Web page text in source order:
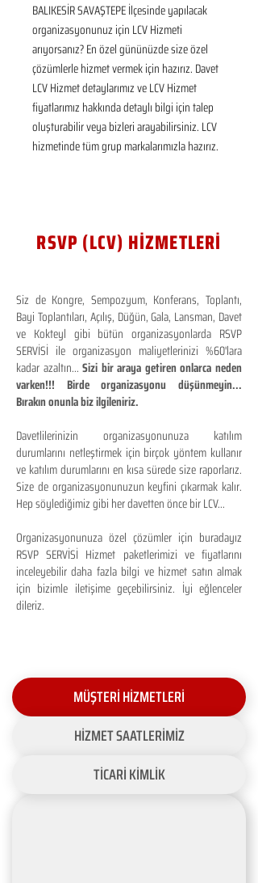
BALIKESİR SAVAŞTEPE İlçesinde yapılacak
organizasyonunuz için LCV Hizmeti
arıyorsanız? En özel gününüzde size özel
çözümlerle hizmet vermek için hazırız. Davet
LCV Hizmet detaylarımız ve LCV Hizmet
fiyatlarımız hakkında detaylı bilgi için talep
oluşturabilir veya bizleri arayabilirsiniz. LCV
hizmetinde tüm grup markalarımızla hazırız.
RSVP (LCV) HİZMETLERİ
Siz de Kongre, Sempozyum, Konferans, Toplantı,
Bayi Toplantıları, Açılış, Düğün, Gala, Lansman, Davet
ve Kokteyl gibi bütün organizasyonlarda RSVP
SERVİSİ ile organizasyon maliyetlerinizi %60'lara
kadar azaltın...Sizi bir araya getiren onlarca neden
varken!!! Birde organizasyonu düşünmeyin...
Bırakın onunla biz ilgileniriz.
Davetlilerinizin organizasyonunuza katılım
durumlarını netleştirmek için birçok yöntem kullanır
ve katılım durumlarını en kısa sürede size raporlarız.
Size de organizasyonunuzun keyfini çıkarmak kalır.
Hep söylediğimiz gibi her davetten önce bir LCV...
Organizasyonunuza özel çözümler için buradayız
RSVP SERVİSİ Hizmet paketlerimizi ve fiyatlarını
inceleyebilir daha fazla bilgi ve hizmet satın almak
için bizimle iletişime geçebilirsiniz. İyi eğlenceler
dileriz.
MÜŞTERİ HİZMETLERİ
HİZMET SAATLERİMİZ
TİCARİ KİMLİK